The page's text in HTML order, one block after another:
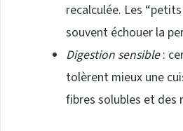
recalculée. Les
souvent échouer la
Digestion sensible:
tolèrent mieux une
fibres solubles et des